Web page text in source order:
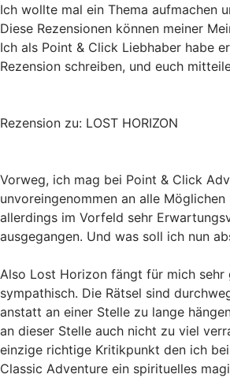
Ich wollte mal ein Thema aufmachen
Diese Rezensionen können meiner
Ich als Point & Click Liebhaber habe
Rezension schreiben, und euch
Rezension zu: LOST HORIZON
Vorweg, ich mag bei Point & Click
unvoreingenommen an alle
allerdings im Vorfeld sehr
ausgegangen. Und was soll ich nun
Also Lost Horizon fängt für mich
sympathisch. Die Rätsel sind
anstatt an einer Stelle zu lange
an dieser Stelle auch nicht zu viel
einzige richtige Kritikpunkt den ich
Classic Adventure ein spirituelles